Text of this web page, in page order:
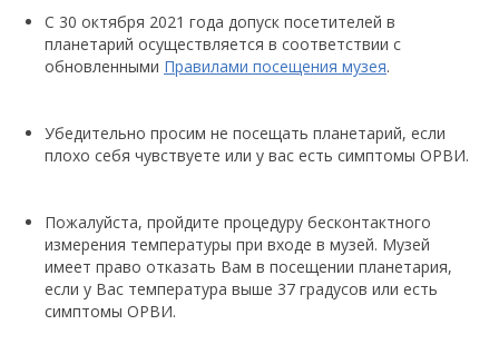
С 30 октября 2021 года допуск посетителей в
планетарий осуществляется в соответствии с
обновленными Правилами посещения музея.
Убедительно просим не посещать планетарий, если
плохо себя чувствуете или у вас есть симптомы ОРВИ.
Пожалуйста, пройдите процедуру бесконтактного
измерения температуры при входе в музей. Музей
имеет право отказать Вам в посещении планетария,
если у Вас температура выше 37 градусов или есть
симптомы ОРВИ.